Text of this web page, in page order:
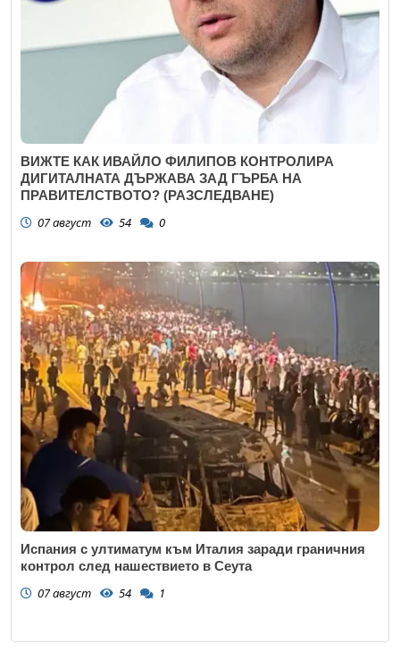
ВИЖТЕ КАК ИВАЙЛО ФИЛИПОВ КОНТРОЛИРА
ДИГИТАЛНАТА ДЪРЖАВА ЗАД ГЪРБА НА
ПРАВИТЕЛСТВОТО? (РАЗСЛЕДВАНЕ)
07 август 54 0
Испания с ултиматум към Италия заради граничния
контрол след нашествието в Сеута
07 август 54 1